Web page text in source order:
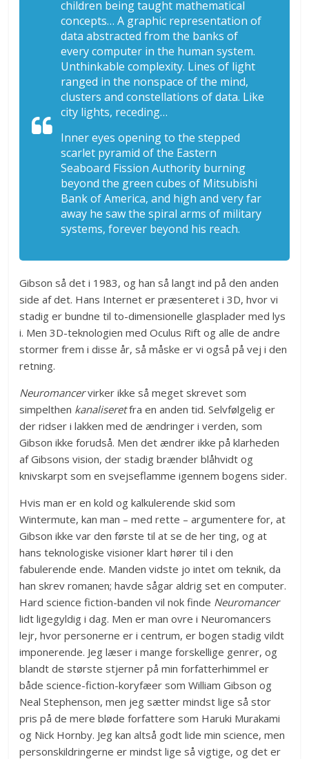
children being taught mathematical
concepts… A graphic representation of
data abstracted from the banks of
every computer in the human system.
Unthinkable complexity. Lines of light
ranged in the nonspace of the mind,
clusters and constellations of data. Like
city lights, receding…
Inner eyes opening to the stepped
scarlet pyramid of the Eastern
Seaboard Fission Authority burning
beyond the green cubes of Mitsubishi
Bank of America, and high and very far
away he saw the spiral arms of military
systems, forever beyond his reach.
Gibson så det i 1983, og han så langt ind på den anden
side af det. Hans Internet er præsenteret i 3D, hvor vi
stadig er bundne til to-dimensionelle glasplader med lys
i. Men 3D-teknologien med Oculus Rift og alle de andre
stormer frem i disse år, så måske er vi også på vej i den
retning.
Neuromancervirker ikke så meget skrevet som
simpelthen kanaliseretfra en anden tid. Selvfølgelig er
der ridser i lakken med de ændringer i verden, som
Gibson ikke forudså. Men det ændrer ikke på klarheden
af Gibsons vision, der stadig brænder blåhvidt og
knivskarpt som en svejseflamme igennem bogens sider.
Hvis man er en kold og kalkulerende skid som
Wintermute, kan man – med rette – argumentere for, at
Gibson ikke var den første til at se de her ting, og at
hans teknologiske visioner klart hører til i den
fabulerende ende. Manden vidste jo intet om teknik, da
han skrev romanen; havde sågar aldrig set en computer.
Hard science fiction-banden vil nok finde Neuromancer
lidt ligegyldig i dag. Men er man ovre i Neuromancers
lejr, hvor personerne er i centrum, er bogen stadig vildt
imponerende. Jeg læser i mange forskellige genrer, og
blandt de største stjerner på min forfatterhimmel er
både science-fiction-koryfæer som William Gibson og
Neal Stephenson, men jeg sætter mindst lige så stor
pris på de mere bløde forfattere som Haruki Murakami
og Nick Hornby. Jeg kan altså godt lide min science, men
personskildringerne er mindst lige så vigtige, og det er